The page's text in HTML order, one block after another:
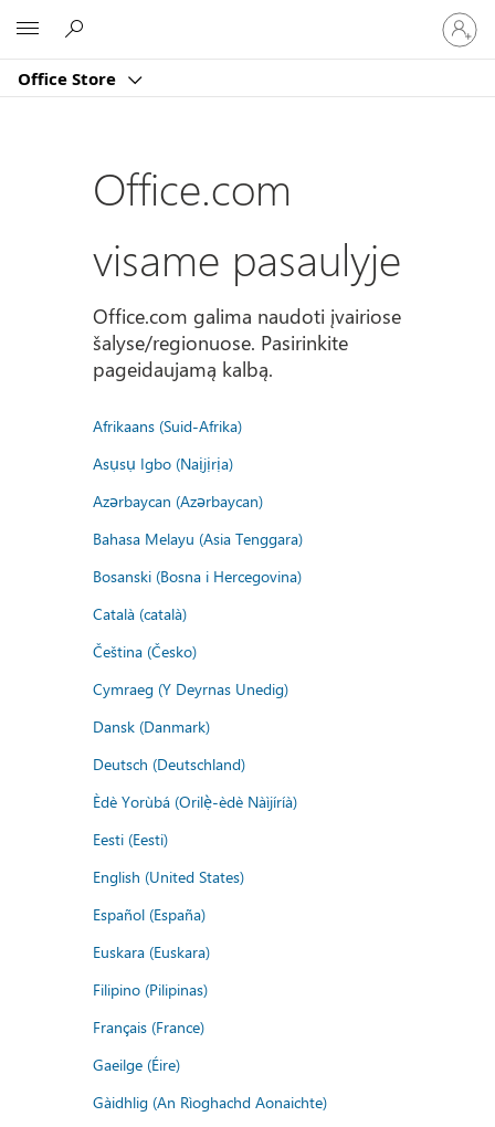
Office Store
prie
Office.com
visame pasaulyje
Office.com galima naudoti įvairiose
šalyse/regionuose. Pasirinkite
pageidaujamą kalbą.
Afrikaans (Suid-Afrika)
Asụsụ Igbo (Naịjịrịa)
Azərbaycan (Azərbaycan)
Bahasa Melayu (Asia Tenggara)
Bosanski (Bosna i Hercegovina)
Català (català)
Čeština (Česko)
Cymraeg (Y Deyrnas Unedig)
Dansk (Danmark)
Deutsch (Deutschland)
Èdè Yorùbá (Orilẹ̀-èdè Nàìjíríà)
Eesti (Eesti)
English (United States)
Español (España)
Euskara (Euskara)
Filipino (Pilipinas)
Français (France)
Gaeilge (Éire)
Gàidhlig (An Rìoghachd Aonaichte)